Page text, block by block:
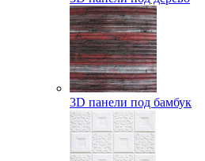
3D панели под бамбук